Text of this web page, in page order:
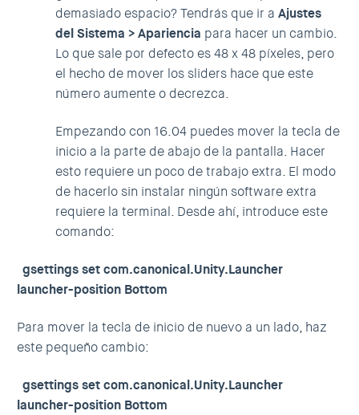
demasiado espacio? Tendrás que ir a Ajustes
del Sistema > Apariencia para hacer un cambio.
Lo que sale por defecto es 48 x 48 píxeles, pero
el hecho de mover los sliders hace que este
número aumente o decrezca.
Empezando con 16.04 puedes mover la tecla de
inicio a la parte de abajo de la pantalla. Hacer
esto requiere un poco de trabajo extra. El modo
de hacerlo sin instalar ningún software extra
requiere la terminal. Desde ahí, introduce este
comando:
gsettings set com.canonical.Unity.Launcher
launcher-position Bottom
Para mover la tecla de inicio de nuevo a un lado, haz
este pequeño cambio:
gsettings set com.canonical.Unity.Launcher
launcher-position Bottom